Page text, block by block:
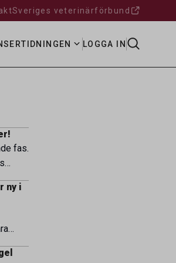
Sveriges veterinärförbund
TIDNINGEN LOGGA IN
fas.
sin
ny i
och